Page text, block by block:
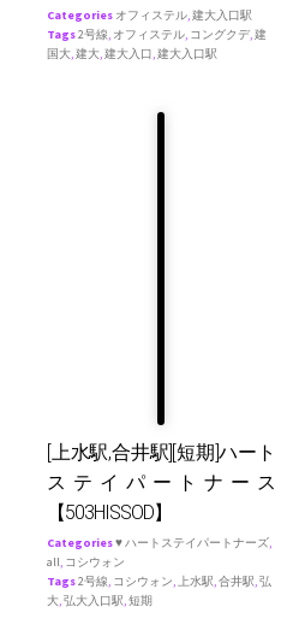
Categories オフィステル,建大入口駅
Tags2号線, オフィステル, コングクデ,建
国大,建大,建大入口,建大入口駅
[上水駅,合井駅][短期]ハート
ステイパートナース
【503HISSOD】
Categories♥ ハートステイパートナーズ,
all, コシウォン
Tags2号線, コシウォン, 上水駅,合井駅,弘
大,弘大入口駅,短期